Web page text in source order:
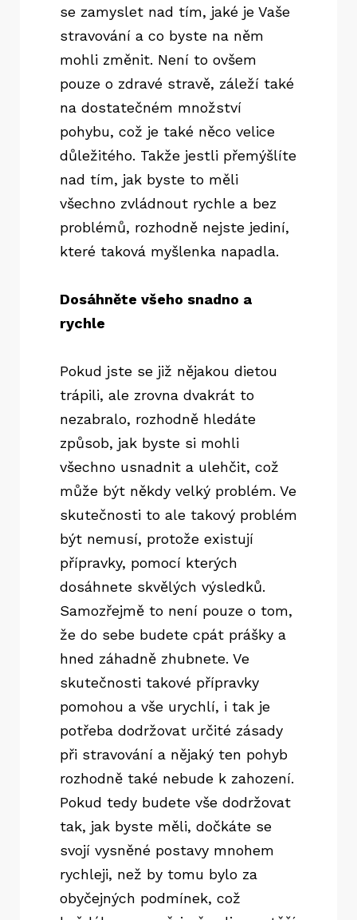
se zamyslet nad tím, jaké je Vaše
stravování a co byste na něm
mohli změnit. Není to ovšem
pouze o zdravé stravě, záleží také
na dostatečném množství
pohybu, což je také něco velice
důležitého. Takže jestli přemýšlíte
nad tím, jak byste to měli
všechno zvládnout rychle a bez
problémů, rozhodně nejste jediní,
které taková myšlenka napadla.
Dosáhněte všeho snadno a
rychle
Pokud jste se již nějakou dietou
trápili, ale zrovna dvakrát to
nezabralo, rozhodně hledáte
způsob, jak byste si mohli
všechno usnadnit a ulehčit, což
může být někdy velký problém. Ve
skutečnosti to ale takový problém
být nemusí, protože existují
přípravky, pomocí kterých
dosáhnete skvělých výsledků.
Samozřejmě to není pouze o tom,
že do sebe budete cpát prášky a
hned záhadně zhubnete. Ve
skutečnosti takové přípravky
pomohou a vše urychlí, i tak je
potřeba dodržovat určité zásady
při stravování a nějaký ten pohyb
rozhodně také nebude k zahození.
Pokud tedy budete vše dodržovat
tak, jak byste měli, dočkáte se
svojí vysněné postavy mnohem
rychleji, než by tomu bylo za
obyčejných podmínek, což